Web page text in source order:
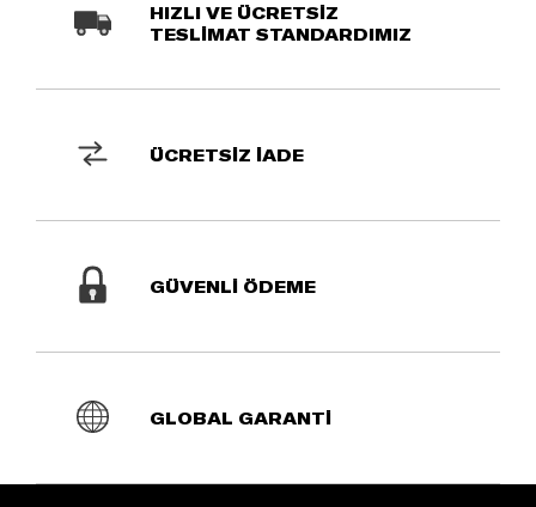
HIZLI VE ÜCRETSİZ
TESLİMAT STANDARDIMIZ
ÜCRETSİZ İADE
GÜVENLİ ÖDEME
GLOBAL GARANTİ